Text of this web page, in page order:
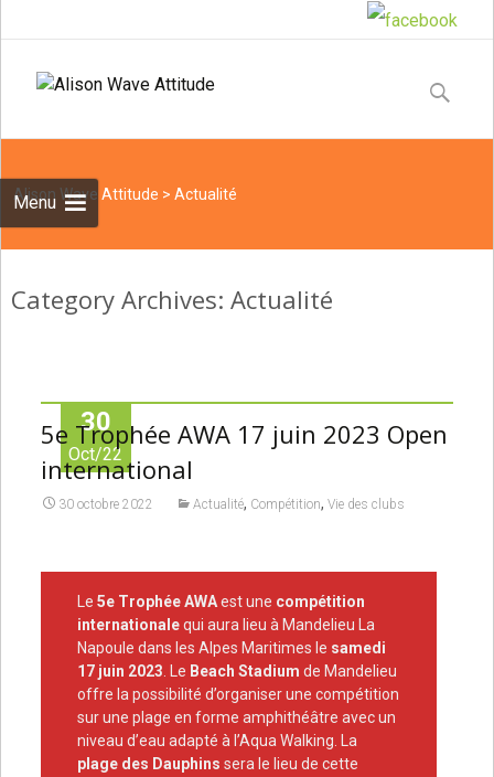
Menu
to
content
Alison Wave Attitude >Actualité
Category Archives: Actualité
30
Oct/22
5e Trophée AWA 17 juin 2023 Open
international
30 octobre 2022 Actualité, Compétition, Vie des clubs
Le 5e Trophée AWAest une compétition
internationalequi aura lieu à Mandelieu La
Napoule dans les Alpes Maritimes le samedi
17 juin 2023. Le Beach Stadium de Mandelieu
offre la possibilité d’organiser une compétition
sur une plage en forme amphithéâtre avec un
niveau d’eau adapté à l’Aqua Walking. La
plage des Dauphins sera le lieu de cette